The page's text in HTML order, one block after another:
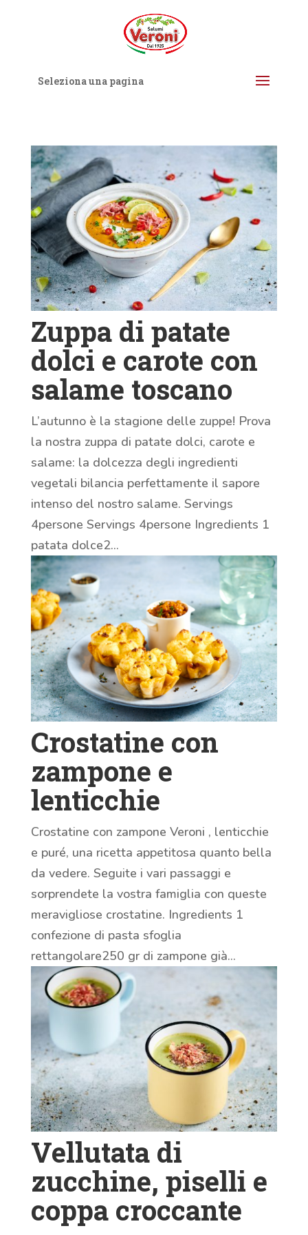
Seleziona una pagina
Zuppa di patate
dolci e carote con
salame toscano
L’autunno è la stagione delle zuppe! Prova
la nostra zuppa di patate dolci, carote e
salame: la dolcezza degli ingredienti
vegetali bilancia perfettamente il sapore
intenso del nostro salame. Servings
4persone Servings 4persone Ingredients 1
patata dolce2...
Crostatine con
zampone e
lenticchie
Crostatine con zampone Veroni , lenticchie
e puré, una ricetta appetitosa quanto bella
da vedere. Seguite i vari passaggi e
sorprendete la vostra famiglia con queste
meravigliose crostatine. Ingredients 1
confezione di pasta sfoglia
rettangolare250 gr di zampone già...
Vellutata di
zucchine, piselli e
coppa croccante